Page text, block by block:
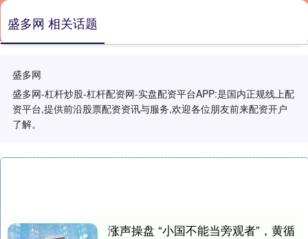
盛多网
盛多网-杠杆炒股-杠杆配资网-实盘配资平台APP:是国内正规线上配
资平台,提供前沿股票配资资讯与服务,欢迎各位朋友前来配资开户
了解。
盛多网 相关话题
涨声操盘 “小国不能当旁观者”，黄循